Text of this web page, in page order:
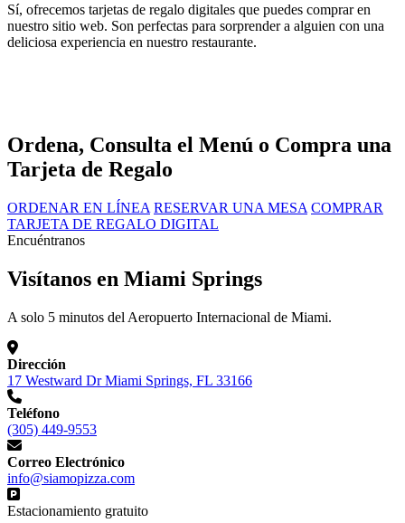
Sí, ofrecemos tarjetas de regalo digitales que puedes comprar en
nuestro sitio web. Son perfectas para sorprender a alguien con una
deliciosa experiencia en nuestro restaurante.
Ordena, Consulta el Menú o Compra una
Tarjeta de Regalo
ORDENAR EN LÍNEA RESERVAR UNA MESA COMPRAR
TARJETA DE REGALO DIGITAL
Encuéntranos
Visítanos en Miami Springs
A solo 5 minutos del Aeropuerto Internacional de Miami.
Dirección
17 Westward Dr Miami Springs, FL 33166
Teléfono
(305) 449-9553
Correo Electrónico
info@siamopizza.com
Estacionamiento gratuito